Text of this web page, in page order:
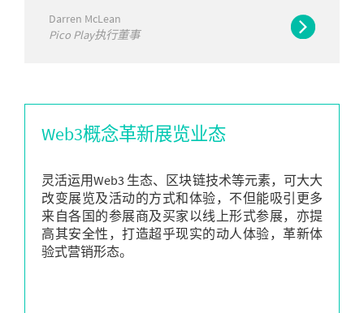
Darren McLean
Pico Play执行董事
Web3概念革新展览业态
灵活运用Web3 生态、区块链技术等元素，可大大
改变展览及活动的方式和体验，不但能吸引更多
来自各国的参展商及买家以线上形式参展，亦提
高其安全性，打造超乎现实的动人体验，革新体
验式营销形态。